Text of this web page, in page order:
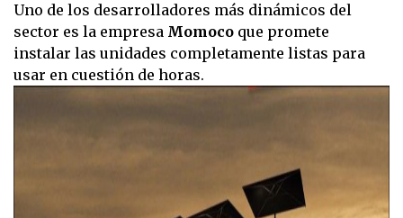
Uno de los desarrolladores más dinámicos del
sector es la empresa Momoco que promete
instalar las unidades completamente listas para
usar en cuestión de horas.